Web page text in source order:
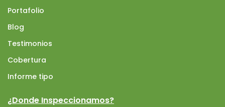
Portafolio
Blog
Testimonios
Cobertura
Informe tipo
¿Donde Inspeccionamos?